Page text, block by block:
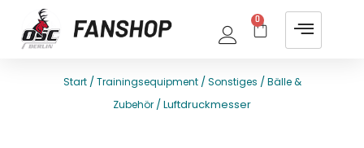
0
Start/Trainingsequipment/Sonstiges /Bälle &
Zubehör / Luftdruckmesser